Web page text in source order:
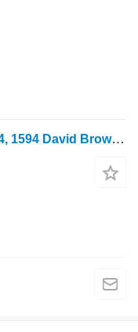
Bộ lọc thuỷ lực Case IH 1394, 1494, 1594 David Brown 1390, 1690, 1490 Hydraulic Filter K K952363 dành cho máy kéo bánh lốp